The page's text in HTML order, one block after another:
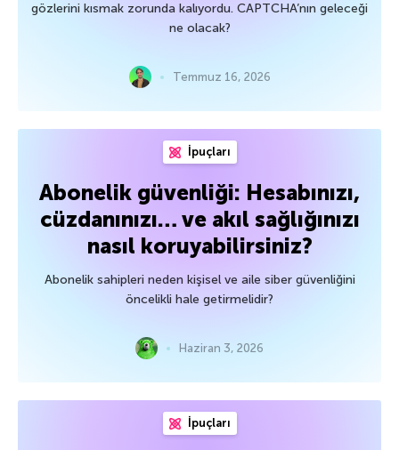
gözlerini kısmak zorunda kalıyordu. CAPTCHA’nın geleceği
ne olacak?
Temmuz 16, 2026
İpuçları
Abonelik güvenliği: Hesabınızı,
cüzdanınızı… ve akıl sağlığınızı
nasıl koruyabilirsiniz?
Abonelik sahipleri neden kişisel ve aile siber güvenliğini
öncelikli hale getirmelidir?
Haziran 3, 2026
İpuçları